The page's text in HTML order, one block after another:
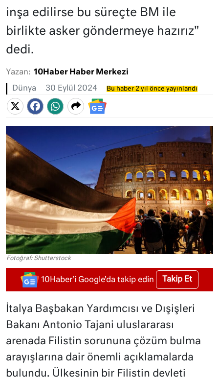
inşa edilirse bu süreçte BM ile
birlikte asker göndermeye hazırız"
dedi.
Yazan: 10Haber Haber Merkezi
Dünya 30 Eylül 2024 Bu haber 2 yıl önce yayınlandı
Fotoğraf: Shutterstock
10Haber'i Google'da takip edin Takip Et
İtalya Başbakan Yardımcısı ve Dışişleri
Bakanı Antonio Tajani uluslararası
arenada Filistin sorununa çözüm bulma
arayışlarına dair önemli açıklamalarda
bulundu. Ülkesinin bir Filistin devleti